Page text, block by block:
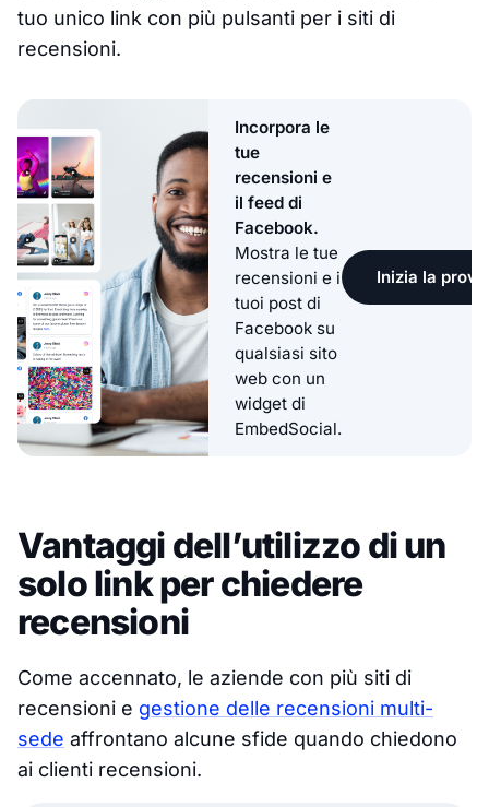
tuo unico link con più pulsanti per i siti di
recensioni.
Incorpora le
tue
recensioni e
il feed di
Facebook.
Mostra le tue
recensioni e i
tuoi post di
Facebook su
qualsiasi sito
web con un
widget di
EmbedSocial.
Inizia la
Vantaggi dell’utilizzo di un
solo link per chiedere
recensioni
Come accennato, le aziende con più siti di
recensioni e gestione delle recensioni multi-
sede affrontano alcune sfide quando chiedono
ai clienti recensioni.